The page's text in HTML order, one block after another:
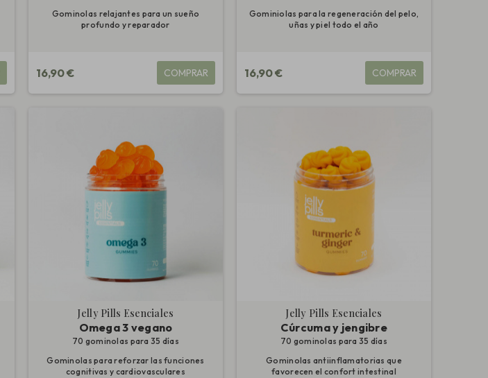
Gominolas relajantes para un sueño
profundo y reparador
16,90 € COMPRAR
Gominiolas para la regeneración del pelo,
uñas y piel todo el año
16,90 € COMPRAR
Jelly Pills Esenciales
Omega 3 vegano
70 gominolas para 35 días
Gominolas para reforzar las funciones
cognitivas y cardiovasculares
Jelly Pills Esenciales
Cúrcuma y jengibre
70 gominolas para 35 días
Gominolas antiinflamatorias que
favorecen el confort intestinal